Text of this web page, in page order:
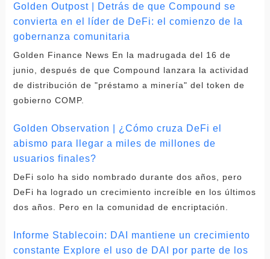
Golden Outpost | Detrás de que Compound se
convierta en el líder de DeFi: el comienzo de la
gobernanza comunitaria
Golden Finance News En la madrugada del 16 de
junio, después de que Compound lanzara la actividad
de distribución de "préstamo a minería" del token de
gobierno COMP.
Golden Observation | ¿Cómo cruza DeFi el
abismo para llegar a miles de millones de
usuarios finales?
DeFi solo ha sido nombrado durante dos años, pero
DeFi ha logrado un crecimiento increíble en los últimos
dos años. Pero en la comunidad de encriptación.
Informe Stablecoin: DAI mantiene un crecimiento
constante Explore el uso de DAI por parte de los